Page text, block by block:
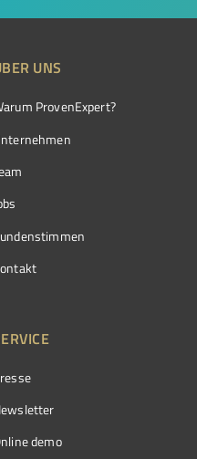
UNS
ProvenExpert?
demo